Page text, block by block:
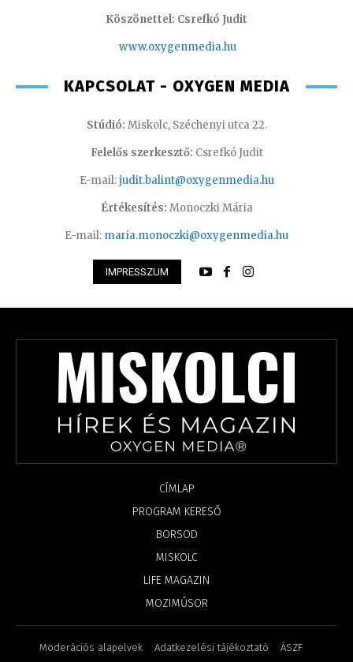
Köszönettel: Csrefkó Judit
www.oxygenmedia.hu
KAPCSOLAT - OXYGEN MEDIA
Stúdió: Miskolc, Széchenyi utca 22.
Felelős szerkesztő: Csrefkó Judit
E-mail:judit.balint@oxygenmedia.hu
Értékesítés: Monoczki Mária
E-mail: maria.monoczki@oxygenmedia.hu
IMPRESSZUM
CÍMLAP
PROGRAM KERESŐ
BORSOD
MISKOLC
LIFE MAGAZIN
MOZIMŰSOR
Moderációs alapelvek Adatkezelési tájékoztató ÁSZF